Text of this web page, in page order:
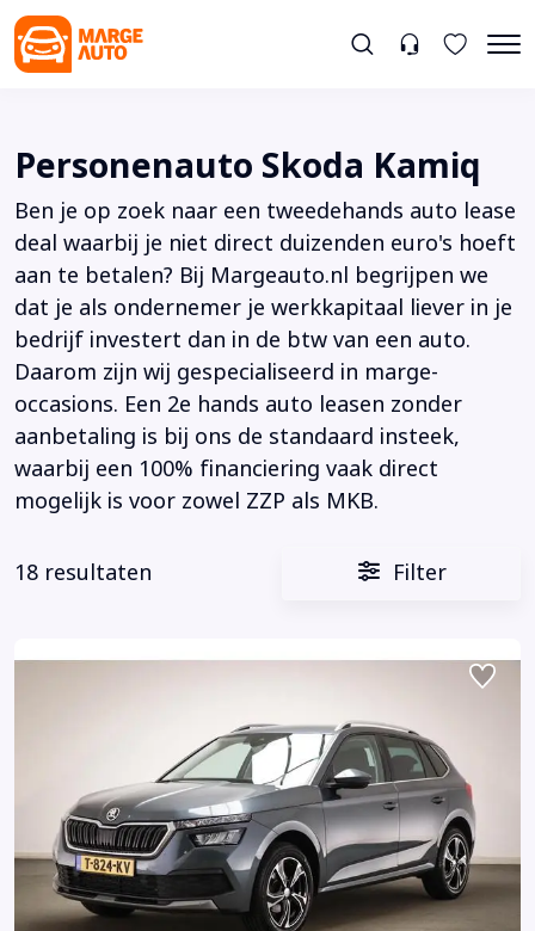
Personenauto Skoda Kamiq
Ben je op zoek naar een tweedehands auto lease
deal waarbij je niet direct duizenden euro's hoeft
aan te betalen? Bij Margeauto.nl begrijpen we
dat je als ondernemer je werkkapitaal liever in je
bedrijf investert dan in de btw van een auto.
Daarom zijn wij gespecialiseerd in marge-
occasions. Een 2e hands auto leasen zonder
aanbetaling is bij ons de standaard insteek,
waarbij een 100% financiering vaak direct
mogelijk is voor zowel ZZP als MKB.
18 resultaten Filter